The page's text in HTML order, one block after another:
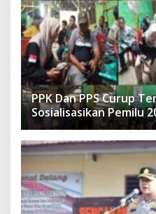
PPK Dan PPS Curup
Sosialisasikan Pemilu